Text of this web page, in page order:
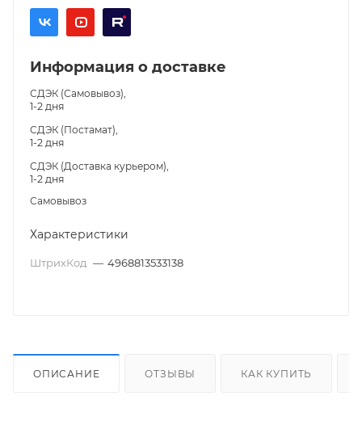
Информация о доставке
СДЭК (Самовывоз),
1-2 дня
СДЭК (Постамат),
1-2 дня
СДЭК (Доставка курьером),
1-2 дня
Самовывоз
Характеристики
ШтрихКод — 4968813533138
ОПИСАНИЕ ОТЗЫВЫ КАК КУПИТЬ